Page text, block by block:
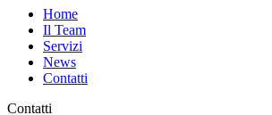
Home
Il Team
Servizi
News
Contatti
Contatti